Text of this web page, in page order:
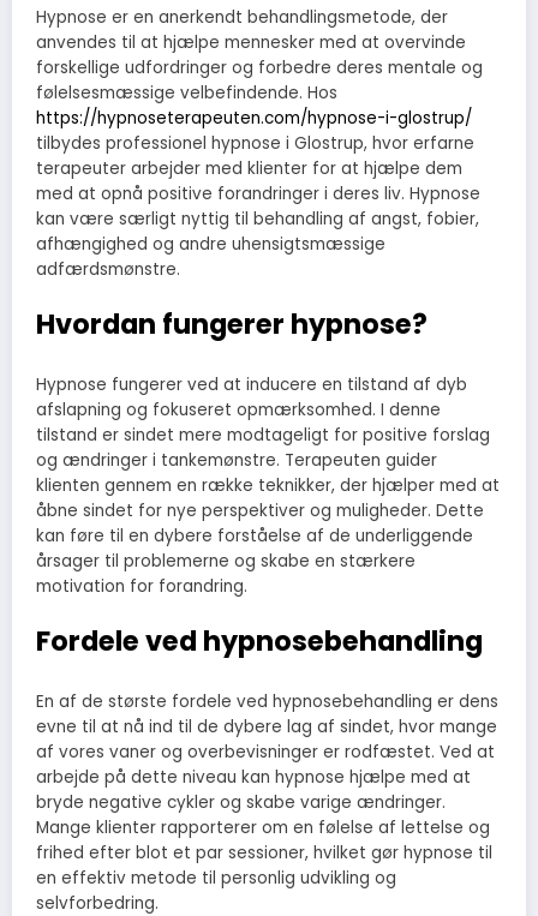
Hypnose er en anerkendt behandlingsmetode, der
anvendes til at hjælpe mennesker med at overvinde
forskellige udfordringer og forbedre deres mentale og
følelsesmæssige velbefindende. Hos
https://hypnoseterapeuten.com/hypnose-i-glostrup/
tilbydes professionel hypnose i Glostrup, hvor erfarne
terapeuter arbejder med klienter for at hjælpe dem
med at opnå positive forandringer i deres liv. Hypnose
kan være særligt nyttig til behandling af angst, fobier,
afhængighed og andre uhensigtsmæssige
adfærdsmønstre.
Hvordan fungerer hypnose?
Hypnose fungerer ved at inducere en tilstand af dyb
afslapning og fokuseret opmærksomhed. I denne
tilstand er sindet mere modtageligt for positive forslag
og ændringer i tankemønstre. Terapeuten guider
klienten gennem en række teknikker, der hjælper med at
åbne sindet for nye perspektiver og muligheder. Dette
kan føre til en dybere forståelse af de underliggende
årsager til problemerne og skabe en stærkere
motivation for forandring.
Fordele ved hypnosebehandling
En af de største fordele ved hypnosebehandling er dens
evne til at nå ind til de dybere lag af sindet, hvor mange
af vores vaner og overbevisninger er rodfæstet. Ved at
arbejde på dette niveau kan hypnose hjælpe med at
bryde negative cykler og skabe varige ændringer.
Mange klienter rapporterer om en følelse af lettelse og
frihed efter blot et par sessioner, hvilket gør hypnose til
en effektiv metode til personlig udvikling og
selvforbedring.